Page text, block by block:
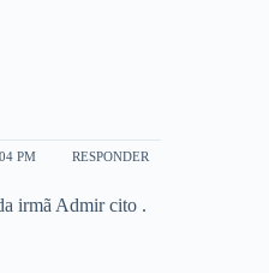
PM RESPONDER
irmã Admir cito .